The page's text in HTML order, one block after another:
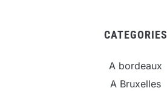
CATEGORIES
A bordeaux
A Bruxelles